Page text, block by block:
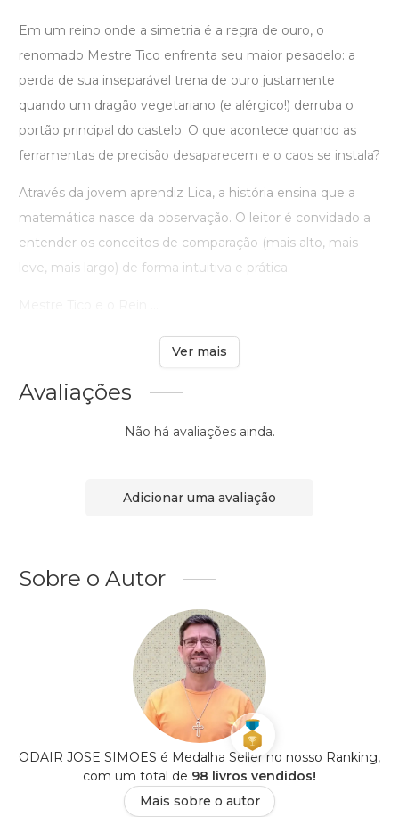
Em um reino onde a simetria é a regra de ouro, o
renomado Mestre Tico enfrenta seu maior pesadelo: a
perda de sua inseparável trena de ouro justamente
quando um dragão vegetariano (e alérgico!) derruba o
portão principal do castelo. O que acontece quando as
ferramentas de precisão desaparecem e o caos se instala?
Através da jovem aprendiz Lica, a história ensina que a
matemática nasce da observação. O leitor é convidado a
entender os conceitos de comparação (mais alto, mais
leve, mais largo) de forma intuitiva e prática.
Ver mais
Avaliações
Não há avaliações ainda.
Adicionar uma avaliação
Sobre o Autor
ODAIR JOSE SIMOES é Medalha Seller no nosso Ranking,
com um total de 98 livros vendidos!
Mais sobre o autor